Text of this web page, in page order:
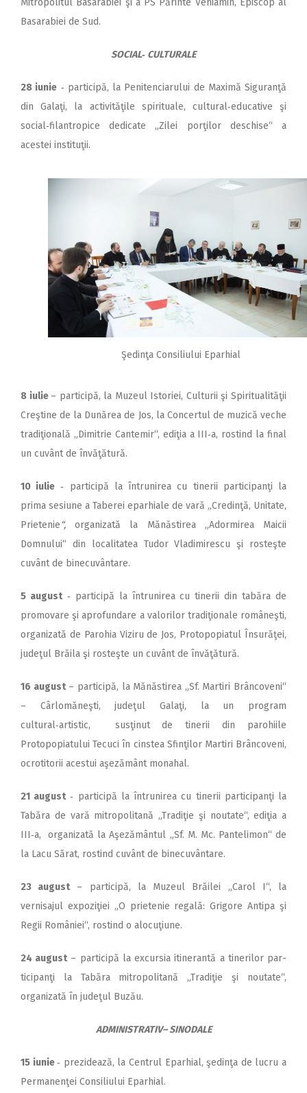
Mitropolitul Basarabiei şi a PS Părinte Veniamin, Episcop al
Basarabiei de Sud.
SOCIAL‑ CULTURALE
28 iunie ‑ participă, la Penitenciarului de Maximă Siguranţă
din Galaţi, la activităţile spirituale, cultural‑educative şi
social‑filantropice dedicate „Zilei porţilor deschise“ a
acestei instituţii.
Şedinţa Consiliului Eparhial
8 iulie – participă, la Muzeul Istoriei, Culturii şi Spiritualităţii
Creştine de la Dunărea de Jos, la Concertul de muzică veche
tradiţională „Dimitrie Cantemir“, ediţia a III‑a, rostind la final
un cuvânt de învăţătură.
10 iulie ‑ participă la întrunirea cu tinerii participanţi la
prima sesiune a Taberei eparhiale de vară „Credinţă, Unitate,
Prietenie“,organizată la Mănăstirea „Adormirea Maicii
Domnului“ din localitatea Tudor Vladimirescu şi rosteşte
cuvânt de binecuvântare.
5 august‑ participă la întrunirea cu tinerii din tabăra de
promovare şi aprofundare a valorilor tradiţionale româneşti,
organizată de Parohia Viziru de Jos, Protopopiatul Însurăţei,
judeţul Brăila şi rosteşte un cuvânt de învăţătură.
16 august– participă, la Mănăstirea „Sf. Martiri Brâncoveni“
– Cârlomăneşti, judeţul Galaţi, la un program
cultural‑artistic, susţinut de tinerii din parohiile
Protopopiatului Tecuci în cinstea Sfinţilor Martiri Brâncoveni,
ocrotitorii acestui aşezământ monahal.
21 august‑ participă la întrunirea cu tinerii participanţi la
Tabăra de vară mitropolitană „Tradiţie şi noutate“, ediţia a
III‑a, organizată la Aşezământul „Sf. M. Mc. Pantelimon“ de
la Lacu Sărat, rostind cuvânt de binecuvântare.
23 august– participă, la Muzeul Brăilei „Carol I“, la
vernisajul expoziţiei „O prietenie regală: Grigore Antipa şi
Regii României“, rostind o alocuţiune.
24 august– participă la excursia itinerantă a tinerilor par­
ticipanţi la Tabăra mitropolitană „Tradiţie şi noutate“,
organizată în judeţul Buzău.
ADMINISTRATIV– SINODALE
15 iunie‑ prezidează, la Centrul Eparhial, şedinţa de lucru a
Permanenţei Consiliului Eparhial.